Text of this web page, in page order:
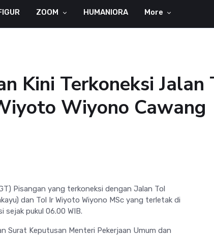
ZOOM HUMANIORA More
Kini Terkoneksi Jalan
Wiyono Cawang
Pisangan yang terkoneksi dengan Jalan Tol
dan Tol Ir Wiyoto Wiyono MSc yang terletak di
sejak pukul 06.00 WIB.
Surat Keputusan Menteri Pekerjaan Umum dan